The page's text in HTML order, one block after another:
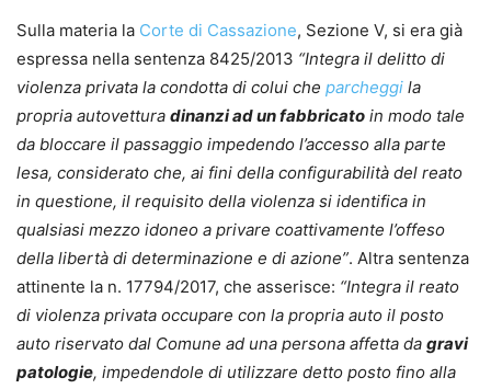
Sulla materia la Corte di Cassazione, Sezione V, si era già
espressa nella sentenza 8425/2013 “Integra il delitto di
violenza privata la condotta di colui che parcheggi la
propria autovettura dinanzi ad un fabbricato in modo tale
da bloccare il passaggio impedendo l’accesso alla parte
lesa, considerato che, ai fini della configurabilità del reato
in questione, il requisito della violenza si identifica in
qualsiasi mezzo idoneo a privare coattivamente l’offeso
della libertà di determinazione e di azione”. Altra sentenza
attinente la n. 17794/2017, che asserisce: “Integra il reato
di violenza privata occupare con la propria auto il posto
auto riservato dal Comune ad una persona affetta da gravi
patologie, impedendole di utilizzare detto posto fino alla